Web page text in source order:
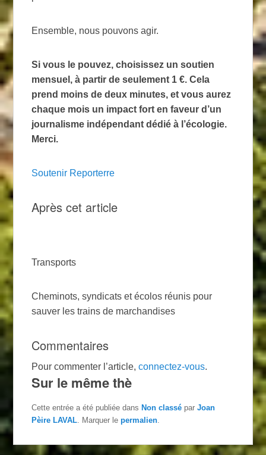
Ensemble, nous pouvons agir.
Si vous le pouvez, choisissez un soutien
mensuel, à partir de seulement 1 €. Cela
prend moins de deux minutes, et vous aurez
chaque mois un impact fort en faveur d’un
journalisme indépendant dédié à l’écologie.
Merci.
Soutenir Reporterre
Après cet article
Transports
Cheminots, syndicats et écolos réunis pour
sauver les trains de marchandises
Commentaires
Pour commenter l’article,connectez-vous.
Sur le même thè
Cette entrée a été publiée dans Non classé parJoan
Pèire LAVAL . Marquer lepermalien